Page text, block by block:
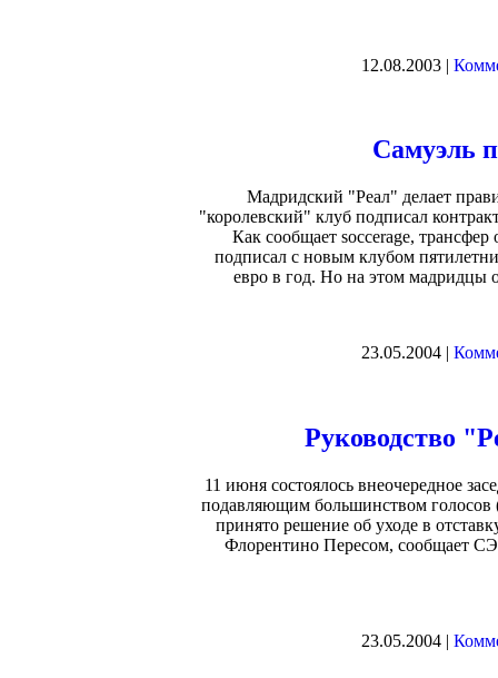
12.08.2003 |
Самуэль
Мадридский "Реал" делает
"королевский" клуб подписал
Как сообщает soccerage,
подписал с новым клубом
евро в год. Но на этом мадридцы
23.05.2004 |
Руководство
11 июня состоялось внеочередное
подавляющим большинством голосов
принято решение об уходе в
Флорентино Пересом, сообщает
23.05.2004 |